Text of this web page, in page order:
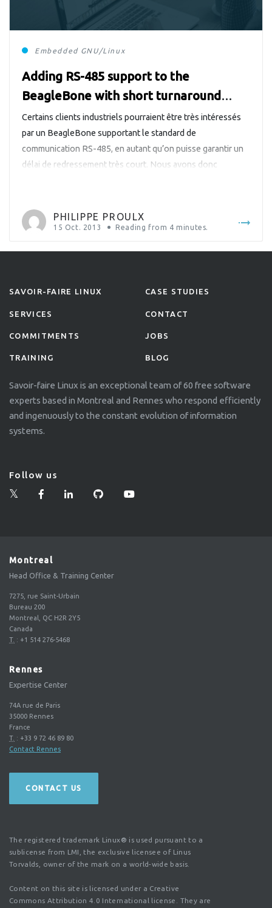
Embedded GNU/Linux
Adding RS-485 support to the
BeagleBone with short turnaround
delay
Certains clients industriels pourraient être très intéressés
par un BeagleBone supportant le standard de
communication RS-485, en autant qu’on puisse garantir un
délai de redressement très court. Nous avons donc
PHILIPPE PROULX
15 Oct. 2013 Reading from 4 minutes.
SAVOIR-FAIRE LINUX
SERVICES
COMMITMENTS
TRAINING
CASE STUDIES
CONTACT
JOBS
BLOG
Savoir-faire Linux is an exceptional team of 60 free software
experts based in Montreal and Rennes who respond efficiently
and ingenuously to the constant evolution of information
systems.
Follow us
Montreal
Head Office & Training Center
7275, rue Saint-Urbain
Bureau 200
Montreal, QC H2R 2Y5
Canada
T. : +1 514 276-5468
Rennes
Expertise Center
74A rue de Paris
35000 Rennes
France
T. : +33 9 72 46 89 80
Contact Rennes
CONTACT US
The registered trademark Linux® is used pursuant to a
sublicense from LMI, the exclusive licensee of Linus
Torvalds, owner of the mark on a world-wide basis.
Content on this site is licensed under a Creative
Commons Attribution 4.0 International license. They are